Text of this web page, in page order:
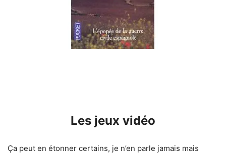
Les jeux vidéo
Ça peut en étonner certains, je n’en parle jamais mais